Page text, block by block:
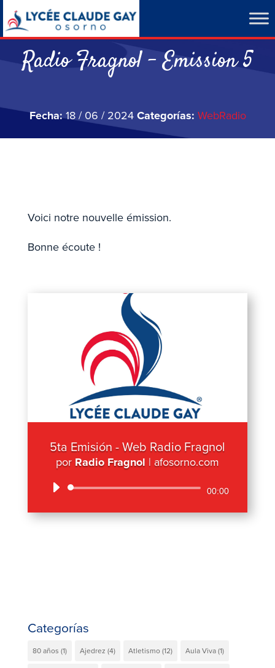
Radio Fragnol – Emission 5
Fecha:18 / 06 / 2024Categorías: WebRadio
Voici notre nouvelle émission.
Bonne écoute !
5ta Emisión - Web Radio Fragnol
por Radio Fragnol | afosorno.com
Reproductor
de
00:00
Categorías
80 años (1) Ajedrez (4) Atletismo(12) Aula Viva(1)